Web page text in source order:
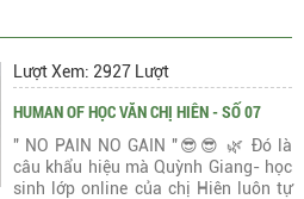
Lượt Xem: 2927 Lượt
HUMAN OF HỌC VĂN CHỊ HIÊN - SỐ 07
" NO PAIN NO GAIN "😎😎 🌿 Đó là
câu khẩu hiệu mà Quỳnh Giang- học
sinh lớp online của chị Hiên luôn tự